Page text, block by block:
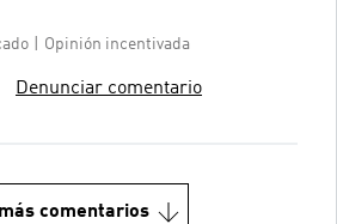
Opinión incentivada
Denunciar comentario
comentarios